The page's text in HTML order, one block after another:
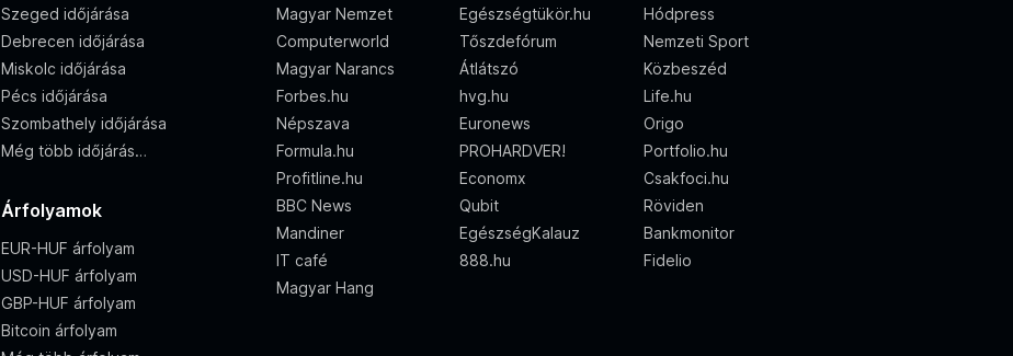
Szeged időjárása
Debrecen időjárása
Miskolc időjárása
Pécs időjárása
Szombathely időjárása
Még több időjárás…
Árfolyamok
EUR-HUF árfolyam
USD-HUF árfolyam
GBP-HUF árfolyam
Bitcoin árfolyam
Magyar Nemzet
Egészségtükör.hu
Hódpress
Computerworld
Tőszdefórum
Nemzeti Sport
Magyar Narancs
Átlátszó
Közbeszéd
Forbes.hu
hvg.hu
Life.hu
Népszava
Euronews
Origo
Formula.hu
PROHARDVER!
Portfolio.hu
Profitline.hu
Economx
Csakfoci.hu
BBC News
Qubit
Röviden
Mandiner
EgészségKalauz
Bankmonitor
IT café
888.hu
Fidelio
Magyar Hang